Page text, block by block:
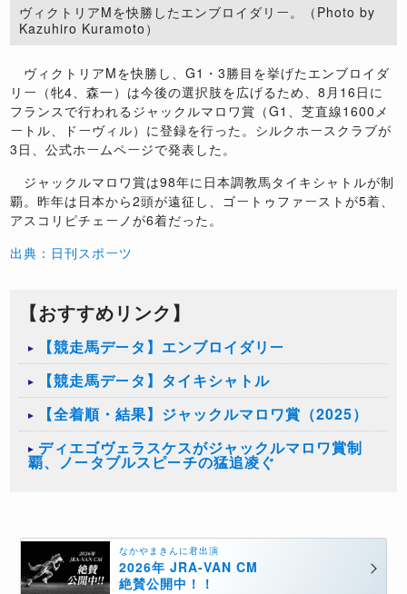
ヴィクトリアMを快勝したエンブロイダリー。（Photo by
Kazuhiro Kuramoto）
ヴィクトリアMを快勝し、G1・3勝目を挙げたエンブロイダ
リー（牝4、森一）は今後の選択肢を広げるため、8月16日に
フランスで行われるジャックルマロワ賞（G1、芝直線1600メ
ートル、ドーヴィル）に登録を行った。シルクホースクラブが
3日、公式ホームページで発表した。
ジャックルマロワ賞は98年に日本調教馬タイキシャトルが制
覇。昨年は日本から2頭が遠征し、ゴートゥファーストが5着、
アスコリピチェーノが6着だった。
出典：日刊スポーツ
【おすすめリンク】
【競走馬データ】エンブロイダリー
【競走馬データ】タイキシャトル
【全着順・結果】ジャックルマロワ賞（2025）
ディエゴヴェラスケスがジャックルマロワ賞制
覇、ノータブルスピーチの猛追凌ぐ
なかやまきんに君出演
2026年 JRA-VAN CM
絶賛公開中！！